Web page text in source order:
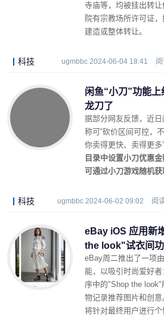
寺庙等，均被挂出转
院有宗教场所许可证
建造或整体转让。
科技 ugmbbc 2024-06-04 18:41
闲鱼“小刀”功能
龙刀了
据部分网友反馈，近日
称可“砍价区间可控，
你卖得更快、卖得更多”
目录中设置小刀优惠
可通过小刀游戏随机获
科技 ugmbbc 2024-06-02 09:02 阅
eBay iOS 应用新
the look"试衣间
eBay周二推出了一项
能，以吸引时尚爱好
序中的"Shop the
物记录推荐图片和创
将针对最终用户进行